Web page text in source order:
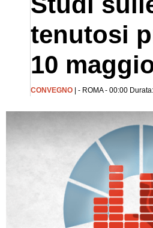
tenutosi
10
CONVEGNO | - ROMA - 00:00